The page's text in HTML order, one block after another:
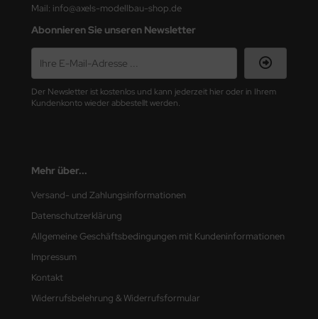
Mail: info@axels-modellbau-shop.de
Abonnieren Sie unseren Newsletter
Der Newsletter ist kostenlos und kann jederzeit hier oder in Ihrem
Kundenkonto wieder abbestellt werden.
Mehr über...
Versand- und Zahlungsinformationen
Datenschutzerklärung
Allgemeine Geschäftsbedingungen mit Kundeninformationen
Impressum
Kontakt
Widerrufsbelehrung & Widerrufsformular
Beemax
Hobby
Hobbies
Model